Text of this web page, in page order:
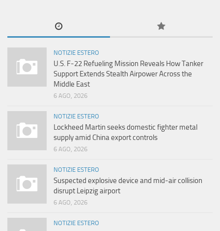
NOTIZIE ESTERO
U.S. F-22 Refueling Mission Reveals How Tanker
Support Extends Stealth Airpower Across the
Middle East
6 AGO, 2026
NOTIZIE ESTERO
Lockheed Martin seeks domestic fighter metal
supply amid China export controls
6 AGO, 2026
NOTIZIE ESTERO
Suspected explosive device and mid-air collision
disrupt Leipzig airport
6 AGO, 2026
NOTIZIE ESTERO